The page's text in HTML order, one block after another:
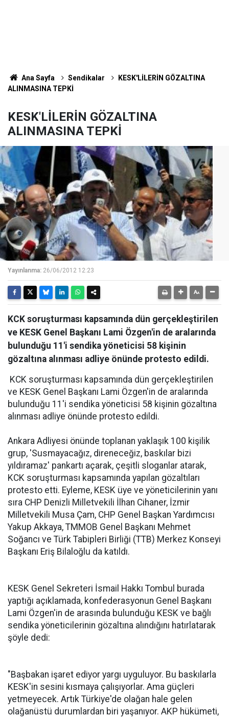
Ana Sayfa Sendikalar
KESK'LİLERİN GÖZALTINA
ALINMASINA TEPKİ
KESK'LİLERİN GÖZALTINA
ALINMASINA TEPKİ
Yayınlanma: 26/06/2012 12:23
KCK soruşturması kapsamında dün gerçekleştirilen
ve KESK Genel Başkanı Lami Özgen'in de aralarında
bulunduğu 11'i sendika yöneticisi 58 kişinin
gözaltına alınması adliye önünde protesto edildi.
KCK soruşturması kapsamında dün gerçekleştirilen
ve KESK Genel Başkanı Lami Özgen'in de aralarında
bulunduğu 11'i sendika yöneticisi 58 kişinin gözaltına
alınması adliye önünde protesto edildi.
Ankara Adliyesi önünde toplanan yaklaşık 100 kişilik
grup, 'Susmayacağız, direneceğiz, baskılar bizi
yıldıramaz' pankartı açarak, çeşitli sloganlar atarak,
KCK soruşturması kapsamında yapılan gözaltıları
protesto etti. Eyleme, KESK üye ve yöneticilerinin yanı
sıra CHP Denizli Milletvekili İlhan Cihaner, İzmir
Milletvekili Musa Çam, CHP Genel Başkan Yardımcısı
Yakup Akkaya, TMMOB Genel Başkanı Mehmet
Soğancı ve Türk Tabipleri Birliği (TTB) Merkez Konseyi
Başkanı Eriş Bilaloğlu da katıldı.
KESK Genel Sekreteri İsmail Hakkı Tombul burada
yaptığı açıklamada, konfederasyonun Genel Başkanı
Lami Özgen'in de arasında bulunduğu KESK ve bağlı
sendika yöneticilerinin gözaltına alındığını hatırlatarak
şöyle dedi:
"Başbakan işaret ediyor yargı uyguluyor. Bu baskılarla
KESK'in sesini kısmaya çalışıyorlar. Ama güçleri
yetmeyecek. Artık Türkiye'de olağan hale gelen
olağanüstü durumlardan biri yaşanıyor. AKP hükümeti,